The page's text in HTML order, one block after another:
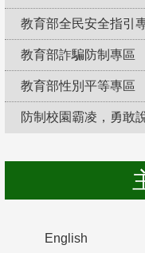
教育部全民安全指引
教育部詐騙防制專區
教育部性別平等專區
防制校園霸凌，勇敢
English